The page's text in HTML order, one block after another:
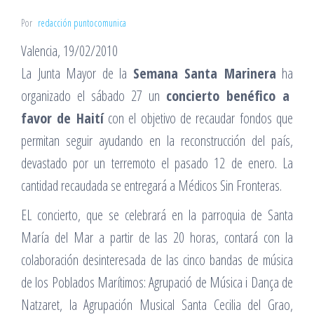
Por redacción puntocomunica
Valencia, 19/02/2010
La Junta Mayor de la Semana Santa Marinera ha
organizado el sábado 27 un concierto benéfico a
favor de Haitícon el objetivo de recaudar fondos que
permitan seguir ayudando en la reconstrucción del país,
devastado por un terremoto el pasado 12 de enero. La
cantidad recaudada se entregará a Médicos Sin Fronteras.
EL concierto, que se celebrará en la parroquia de Santa
María del Mar a partir de las 20 horas, contará con la
colaboración desinteresada de las cinco bandas de música
de los Poblados Marítimos: Agrupació de Música i Dança de
Natzaret, la Agrupación Musical Santa Cecilia del Grao,